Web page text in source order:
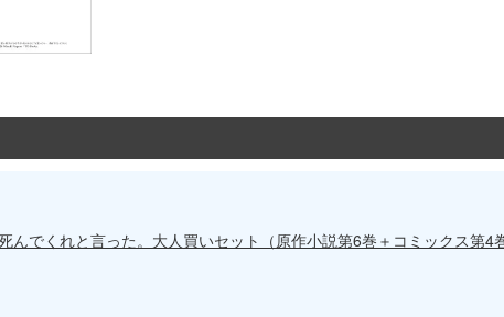
んでくれと言った。大人買いセット（原作小説第6巻＋コミックス第